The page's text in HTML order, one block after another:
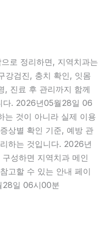
로 정리하면, 지역치과는
강검진, 충치 확인, 잇몸
, 진료 후 관리까지 함께
다. 2026년05월28일 06
는 것이 아니라 실제 이용
상별 확인 기준, 예방 관
하는 것입니다. 2026년
성하면 지역치과 메인
고할 수 있는 안내 페이
28일 06시00분